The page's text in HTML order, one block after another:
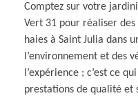
Comptez sur votre
Vert 31 pour réaliser des
haies à Saint Julia dans
l’environnement et des
l’expérience ; c’est ce
prestations de qualité et